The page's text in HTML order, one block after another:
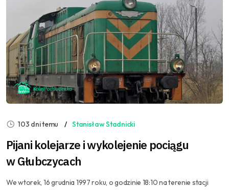
103 dni temu Stanisław Stadnicki
Pijani kolejarze i wykolejenie pociągu
w Głubczycach
We wtorek, 16 grudnia 1997 roku, o godzinie 18:10 na terenie stacji